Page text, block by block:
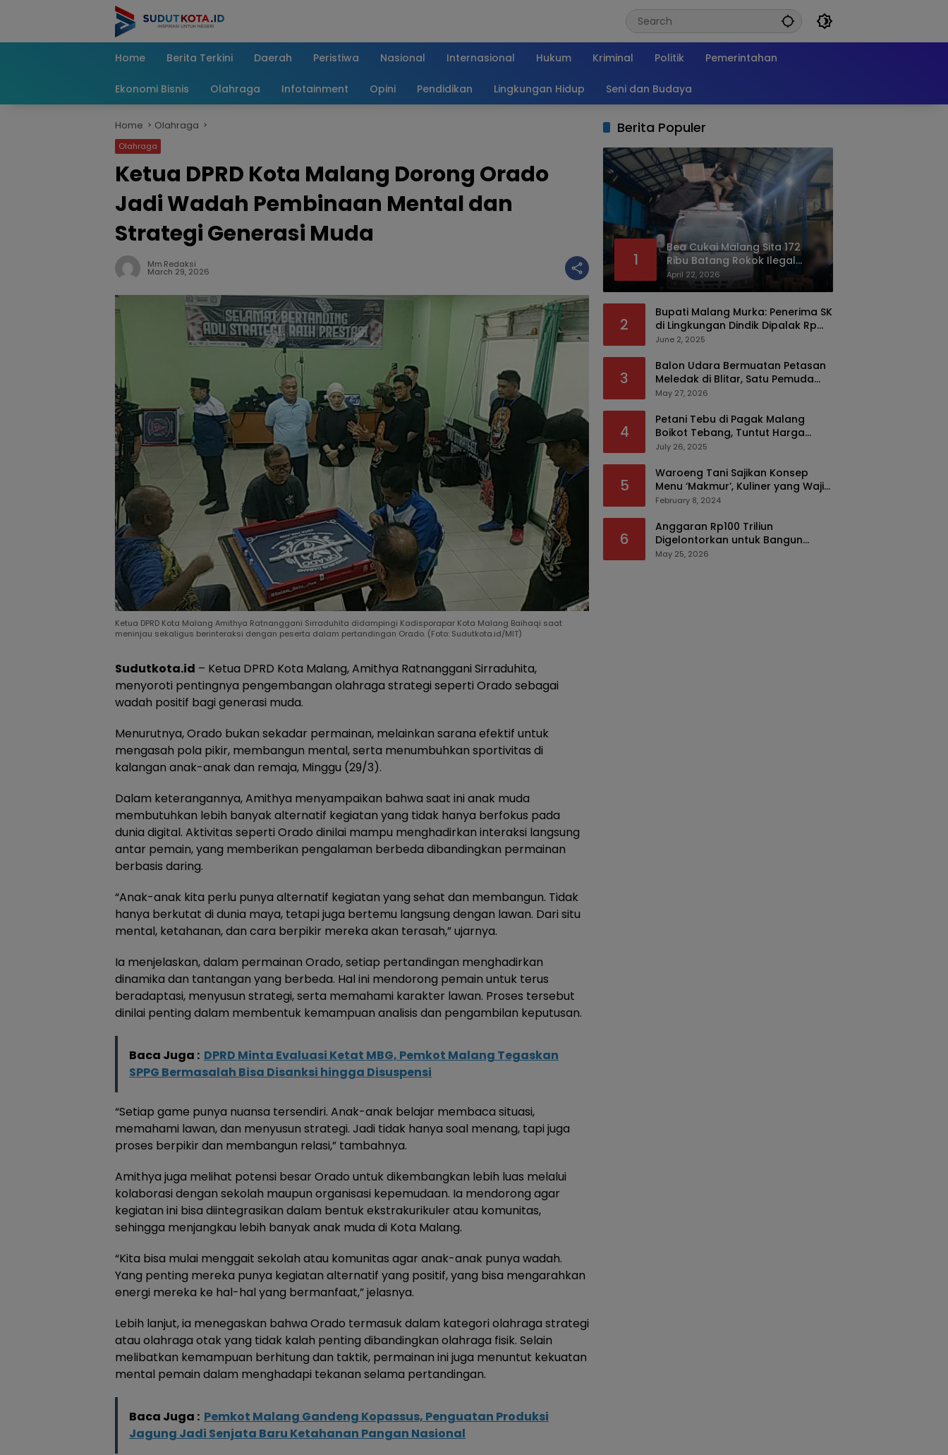
Home
Berita Terkini Daerah Peristiwa Nasional Internasional Hukum Kriminal Politik Pemerintahan
Ekonomi Bisnis Olahraga Infotainment Opini Pendidikan Lingkungan Hidup Seni dan Budaya
Home Olahraga
Olahraga
Ketua DPRD Kota Malang Dorong Orado
Jadi Wadah Pembinaan Mental dan
Strategi Generasi Muda
Mm.redaksi
March 29, 2026
Ketua DPRD Kota Malang Amithya Ratnanggani Sirraduhita didampingi Kadisporapar Kota Malang Baihaqi saat
meninjau sekaligus berinteraksi dengan peserta dalam pertandingan Orado. (Foto: Sudutkota.id/MIT)
Sudutkota.id – Ketua DPRD Kota Malang, Amithya Ratnanggani Sirraduhita,
menyoroti pentingnya pengembangan olahraga strategi seperti Orado sebagai
wadah positif bagi generasi muda.
Menurutnya, Orado bukan sekadar permainan, melainkan sarana efektif untuk
mengasah pola pikir, membangun mental, serta menumbuhkan sportivitas di
kalangan anak-anak dan remaja, Minggu (29/3).
Dalam keterangannya, Amithya menyampaikan bahwa saat ini anak muda
membutuhkan lebih banyak alternatif kegiatan yang tidak hanya berfokus pada
dunia digital. Aktivitas seperti Orado dinilai mampu menghadirkan interaksi langsung
antar pemain, yang memberikan pengalaman berbeda dibandingkan permainan
berbasis daring.
“Anak-anak kita perlu punya alternatif kegiatan yang sehat dan membangun. Tidak
hanya berkutat di dunia maya, tetapi juga bertemu langsung dengan lawan. Dari situ
mental, ketahanan, dan cara berpikir mereka akan terasah,” ujarnya.
Ia menjelaskan, dalam permainan Orado, setiap pertandingan menghadirkan
dinamika dan tantangan yang berbeda. Hal ini mendorong pemain untuk terus
beradaptasi, menyusun strategi, serta memahami karakter lawan. Proses tersebut
dinilai penting dalam membentuk kemampuan analisis dan pengambilan keputusan.
Baca Juga : DPRD Minta Evaluasi Ketat MBG, Pemkot Malang Tegaskan
SPPG Bermasalah Bisa Disanksi hingga Disuspensi
“Setiap game punya nuansa tersendiri. Anak-anak belajar membaca situasi,
memahami lawan, dan menyusun strategi. Jadi tidak hanya soal menang, tapi juga
proses berpikir dan membangun relasi,” tambahnya.
Amithya juga melihat potensi besar Orado untuk dikembangkan lebih luas melalui
kolaborasi dengan sekolah maupun organisasi kepemudaan. Ia mendorong agar
kegiatan ini bisa diintegrasikan dalam bentuk ekstrakurikuler atau komunitas,
sehingga menjangkau lebih banyak anak muda di Kota Malang.
“Kita bisa mulai menggait sekolah atau komunitas agar anak-anak punya wadah.
Yang penting mereka punya kegiatan alternatif yang positif, yang bisa mengarahkan
energi mereka ke hal-hal yang bermanfaat,” jelasnya.
Lebih lanjut, ia menegaskan bahwa Orado termasuk dalam kategori olahraga strategi
atau olahraga otak yang tidak kalah penting dibandingkan olahraga fisik. Selain
melibatkan kemampuan berhitung dan taktik, permainan ini juga menuntut kekuatan
mental pemain dalam menghadapi tekanan selama pertandingan.
Baca Juga : Pemkot Malang Gandeng Kopassus, Penguatan Produksi
Jagung Jadi Senjata Baru Ketahanan Pangan Nasional
Berita Populer
1
Bea Cukai Malang Sita 172
Ribu Batang Rokok Ilegal
Bermodus Kemasan Sabun
April 22, 2026
2
Bupati Malang Murka: Penerima SK
di Lingkungan Dindik Dipalak Rp
150 Ribu Pakai Modus Tumpengan,
June 2, 2025
3
Balon Udara Bermuatan Petasan
Meledak di Blitar, Satu Pemuda
Tewas dan Dua Anak Luka Serius
May 27, 2026
4
Petani Tebu di Pagak Malang
Boikot Tebang, Tuntut Harga
yang Layak
July 26, 2025
5
Waroeng Tani Sajikan Konsep
Menu ‘Makmur’, Kuliner yang Wajib
Dikunjungi di Malang
February 8, 2024
6
Anggaran Rp100 Triliun
Digelontorkan untuk Bangun
Kembali Sumatra, Hunian Korban
May 25, 2026